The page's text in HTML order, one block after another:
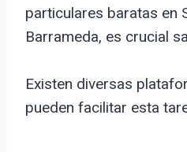
particulares baratas en
Barrameda, es crucial
Existen diversas
pueden facilitar esta